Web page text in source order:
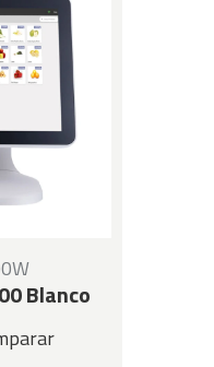
Blanco